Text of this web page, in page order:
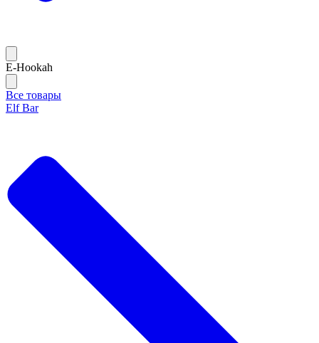
E-Hookah
Все товары
Elf Bar